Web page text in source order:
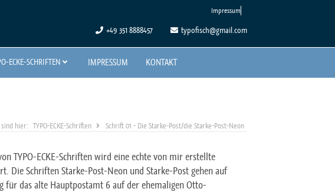
Impressum
+49 351 8888457 typofisch@gmail.com
ECKE-SCHRIFTEN IMPRESSUM KONTAKT
TYPO-ECKE-Schriften Schrift 01 - Die Starke-Post/die Starke-Post-Neon
TYPO-ECKE-Schriften wird eine echte von mir erstellte
Die Schriften Starke-Post-Neon und Starke-Post gehen auf
für das alte Hauptpostamt 6 auf der ehemaligen Otto-